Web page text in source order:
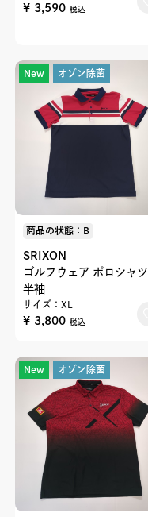
¥ 3,590 税込
New オゾン除菌
商品の状態：B
SRIXON
ゴルフウェア ポロシャツ
半袖
サイズ：XL
¥ 3,800 税込
New オゾン除菌